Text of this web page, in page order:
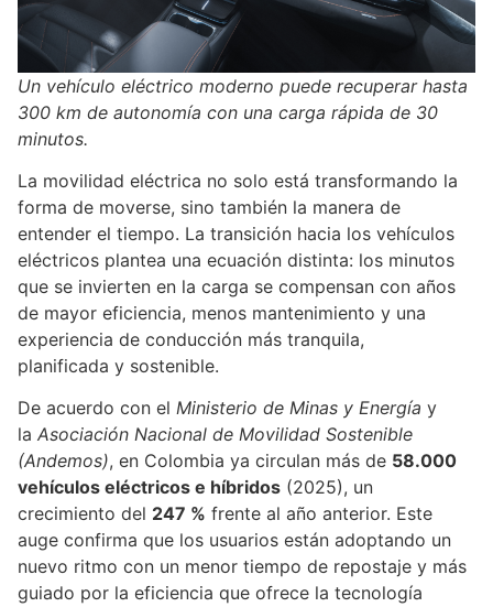
Un vehículo eléctrico moderno puede recuperar hasta
300 km de autonomía con una carga rápida de 30
minutos.
La movilidad eléctrica no solo está transformando la
forma de moverse, sino también la manera de
entender el tiempo. La transición hacia los vehículos
eléctricos plantea una ecuación distinta: los minutos
que se invierten en la carga se compensan con años
de mayor eficiencia, menos mantenimiento y una
experiencia de conducción más tranquila,
planificada y sostenible.
De acuerdo con el Ministerio de Minas y Energía y
la Asociación Nacional de Movilidad Sostenible
(Andemos), en Colombia ya circulan más de 58.000
vehículos eléctricos e híbridos (2025), un
crecimiento del 247 % frente al año anterior. Este
auge confirma que los usuarios están adoptando un
nuevo ritmo con un menor tiempo de repostaje y más
guiado por la eficiencia que ofrece la tecnología